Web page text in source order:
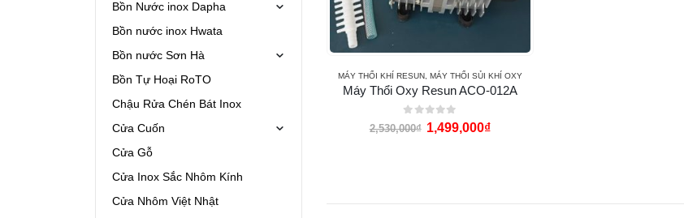
MÁY THỔI KHÍ RESUN, MÁY THỔI SỦI KHÍ OXY
Máy Thổi Oxy Resun ACO-012A
0out of 5
2,530,000₫ 1,499,000₫
Bồn Nước inox Dapha
Bồn nước inox Hwata
Bồn nước Sơn Hà
Bồn Tự Hoại RoTO
Chậu Rửa Chén Bát Inox
Cửa Cuốn
Cửa Gỗ
Cửa Inox Sắc Nhôm Kính
Cửa Nhôm Việt Nhật